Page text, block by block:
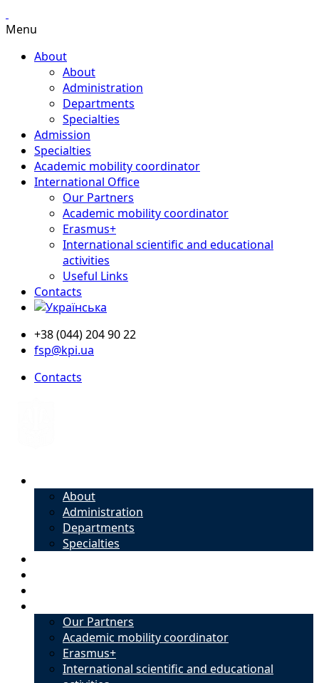
Menu
About
About
Administration
Departments
Specialties
Admission
Specialties
Academic mobility coordinator
International Office
Our Partners
Academic mobility coordinator
Erasmus+
International scientific and educational
activities
Useful Links
Contacts
+38 (044) 204 90 22
fsp@kpi.ua
Contacts
About
Administration
Departments
Specialties
Our Partners
Academic mobility coordinator
Erasmus+
International scientific and educational